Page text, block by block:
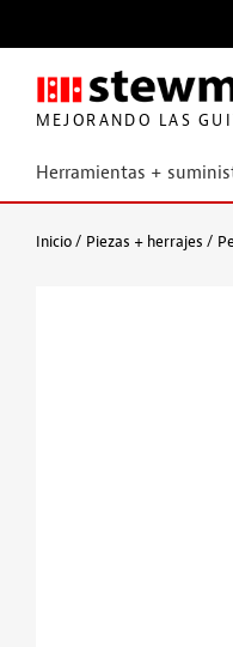
MEJORANDO LAS
Herramientas +
Inicio Piezas + herrajes